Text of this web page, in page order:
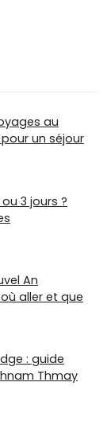
au
un séjour
3 jours ?
An
aller et que
: guide
Thmay